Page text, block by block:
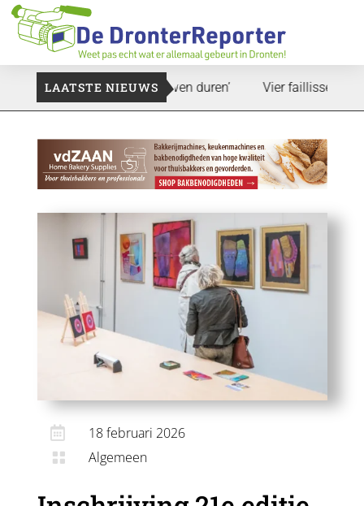
LAATSTE NIEUWS
‘Dat zal ook nog wel even duren’ Vier faillissementen
 18 februari 2026
 Algemeen